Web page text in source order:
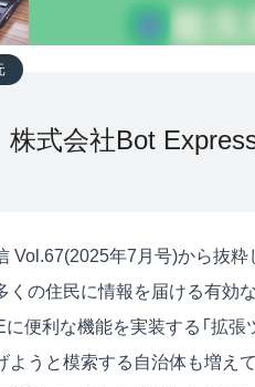
株式会社Bot
年7月号)から抜粋
くの住民に情報を届ける有効
に便利な機能を実装する「拡
うと模索する自治体も増え